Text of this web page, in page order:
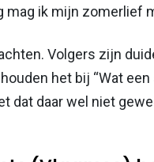
mag ik mijn zomerlief
Volgers zijn
het bij “Wat
dat daar wel niet